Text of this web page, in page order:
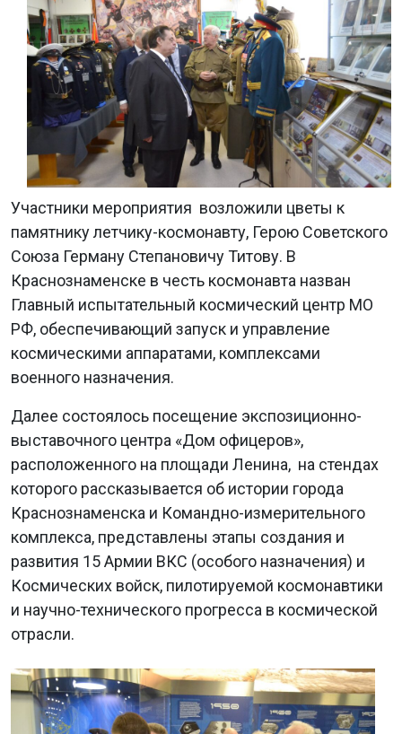
Участники мероприятия возложили цветы к
памятнику летчику-космонавту, Герою Советского
Союза Герману Степановичу Титову. В
Краснознаменске в честь космонавта назван
Главный испытательный космический центр МО
РФ, обеспечивающий запуск и управление
космическими аппаратами, комплексами
военного назначения.
Далее состоялось посещение экспозиционно-
выставочного центра «Дом офицеров»,
расположенного на площади Ленина, на стендах
которого рассказывается об истории города
Краснознаменска и Командно-измерительного
комплекса, представлены этапы создания и
развития 15 Армии ВКС (особого назначения) и
Космических войск, пилотируемой космонавтики
и научно-технического прогресса в космической
отрасли.